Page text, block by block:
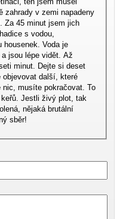
zahrady v zemi napadeny
Za 45 minut jsem jich
s vodou,
housenek. Voda je
jsou lépe vidět. Až
minut. Dejte si deset
další, které
nic, musíte pokračovat. To
Jestli živý plot, tak
nějaká brutální
sběr!